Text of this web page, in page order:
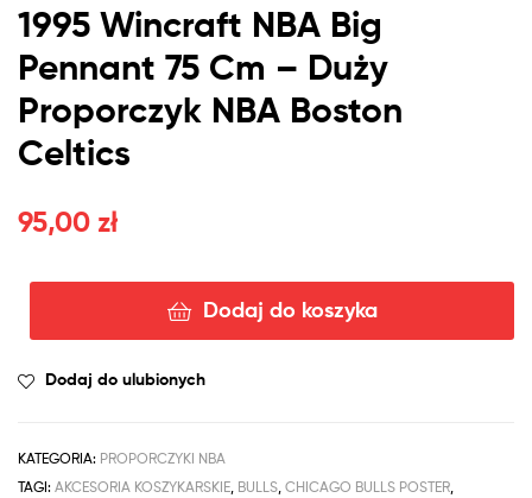
1995 Wincraft NBA Big
Pennant 75 Cm – Duży
Proporczyk NBA Boston
Celtics
95,00 zł
Dodaj do koszyka
Dodaj do ulubionych
KATEGORIA: PROPORCZYKI NBA
TAGI: AKCESORIA KOSZYKARSKIE BULLS CHICAGO BULLS POSTER